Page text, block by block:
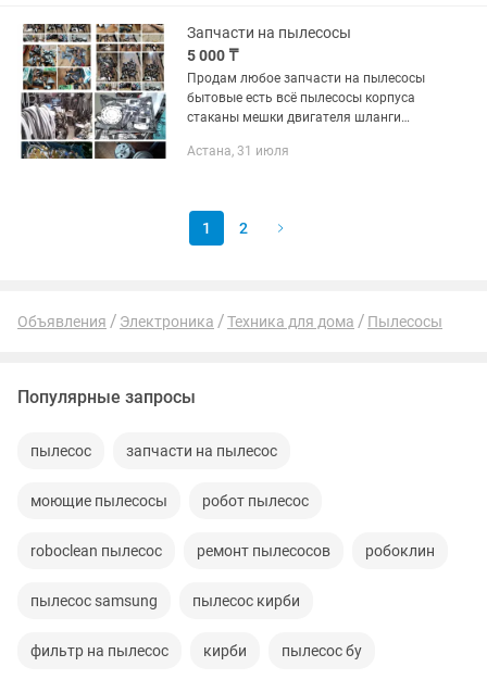
на...
Запчасти на пылесосы
5 000 ₸
Продам любое запчасти на пылесосы
бытовые есть всё пылесосы корпуса
стаканы мешки двигателя шланги
и,т,д скидывайте фото пылесоса и
Астана, 31 июля
1 2
Объявления Электроника Техника для дома Пылесосы
Популярные запросы
пылесос запчасти на пылесос
моющие пылесосы робот пылесос
roboclean пылесос ремонт пылесосов робоклин
пылесос samsung пылесос кирби
фильтр на пылесос кирби пылесос бу